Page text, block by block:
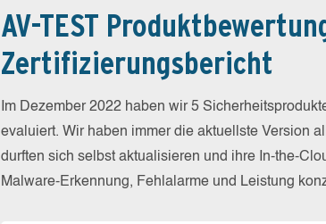
AV-TEST
Zertifizierungsbericht
Im Dezember 2022 haben wir 5
evaluiert. Wir haben immer die aktuellste Version
durften sich selbst aktualisieren und ihre In-the-
Malware-Erkennung, Fehlalarme und Leistung